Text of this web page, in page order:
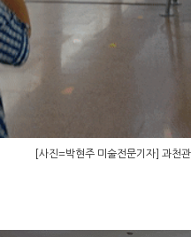
[사진=박현주 미술전문기자] 과천